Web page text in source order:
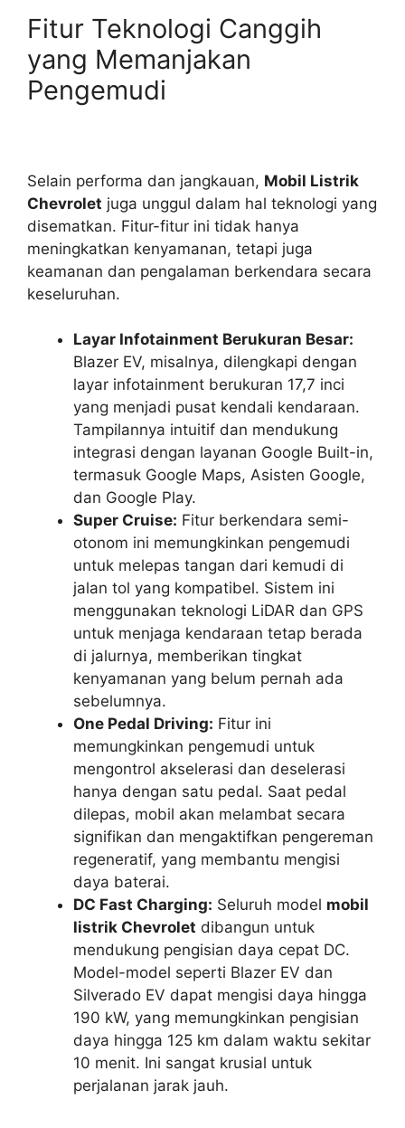
Fitur Teknologi Canggih
yang Memanjakan
Pengemudi
Selain performa dan jangkauan, Mobil Listrik
Chevrolet juga unggul dalam hal teknologi yang
disematkan. Fitur-fitur ini tidak hanya
meningkatkan kenyamanan, tetapi juga
keamanan dan pengalaman berkendara secara
keseluruhan.
Layar Infotainment Berukuran Besar:
Blazer EV, misalnya, dilengkapi dengan
layar infotainment berukuran 17,7 inci
yang menjadi pusat kendali kendaraan.
Tampilannya intuitif dan mendukung
integrasi dengan layanan Google Built-in,
termasuk Google Maps, Asisten Google,
dan Google Play.
Super Cruise: Fitur berkendara semi-
otonom ini memungkinkan pengemudi
untuk melepas tangan dari kemudi di
jalan tol yang kompatibel. Sistem ini
menggunakan teknologi LiDAR dan GPS
untuk menjaga kendaraan tetap berada
di jalurnya, memberikan tingkat
kenyamanan yang belum pernah ada
sebelumnya.
One Pedal Driving: Fitur ini
memungkinkan pengemudi untuk
mengontrol akselerasi dan deselerasi
hanya dengan satu pedal. Saat pedal
dilepas, mobil akan melambat secara
signifikan dan mengaktifkan pengereman
regeneratif, yang membantu mengisi
daya baterai.
DC Fast Charging: Seluruh model mobil
listrik Chevrolet dibangun untuk
mendukung pengisian daya cepat DC.
Model-model seperti Blazer EV dan
Silverado EV dapat mengisi daya hingga
190 kW, yang memungkinkan pengisian
daya hingga 125 km dalam waktu sekitar
10 menit. Ini sangat krusial untuk
perjalanan jarak jauh.